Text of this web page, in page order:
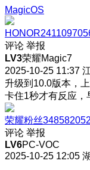
MagicOS
评论 举报
LV3荣耀Magic7
2025-10-25 11:37
升级到10.0版本，
卡住1秒才有反应，
荣耀粉丝348582052
评论 举报
LV6PC-VOC
2025-10-25 12:05